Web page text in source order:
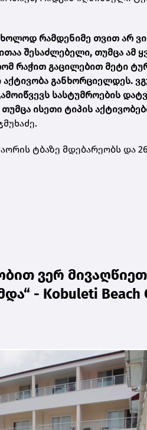
რამდენიმე თვით არ
შესაძლებელი, თუმცა ამ
რაჭით გაცილებით მეტი
განხორციელდეს.
სასტუმროების
ისეთი ტიპის
ტბაზე მდებარეობს და
ვერ
- Kobuleti Beach